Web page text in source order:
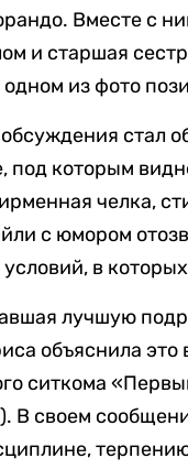
Вместе с
и старшая
из фото
стал
под которым
челка,
с юмором
условий, в
лучшую
объяснила
ситкома
В своем